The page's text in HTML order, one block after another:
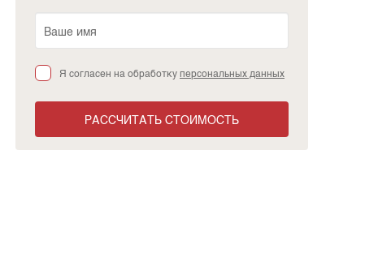
Я согласен на обработкуперсональных данных
РАССЧИТАТЬ СТОИМОСТЬ